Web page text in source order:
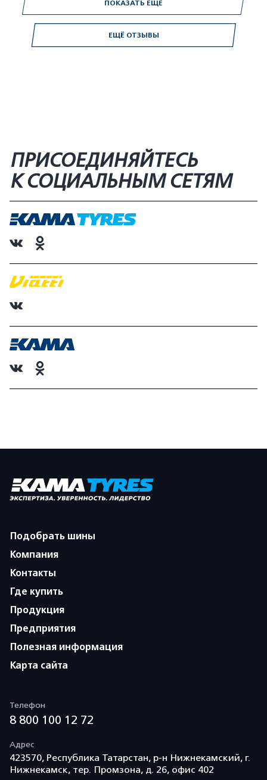
ЕЩЁ ОТЗЫВЫ
ПОКАЗАТЬ ЕЩЕ
ПРИСОЕДИНЯЙТЕСЬ
К СОЦИАЛЬНЫМ СЕТЯМ
Подобрать шины
Компания
Контакты
Где купить
Продукция
Предприятия
Полезная информация
Карта сайта
Телефон
8 800 100 12 72
Адрес
423570, Республика Татарстан, р-н Нижнекамский, г.
Нижнекамск, тер. Промзона, д. 26, офис 402